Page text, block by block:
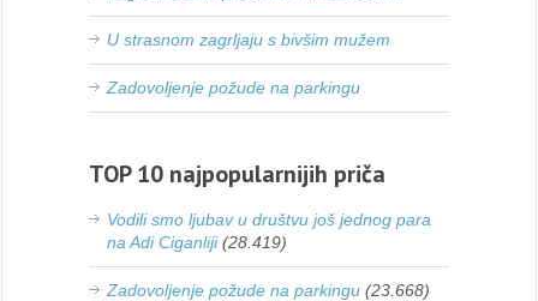
U strasnom zagrljaju s bivšim mužem
Zadovoljenje požude na parkingu
TOP 10 najpopularnijih priča
Vodili smo ljubav u društvu još jednog para
na Adi Ciganliji (28.419)
Zadovoljenje požude na parkingu (23.668)